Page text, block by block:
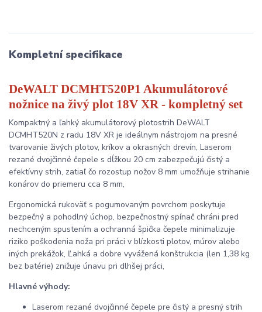
Kompletní specifikace
DeWALT DCMHT520P1 Akumulátorové
nožnice na živý plot 18V XR - kompletný set
Kompaktný a ľahký akumulátorový plotostrih DeWALT
DCMHT520N z radu 18V XR je ideálnym nástrojom na presné
tvarovanie živých plotov, kríkov a okrasných drevín, Laserom
rezané dvojčinné čepele s dĺžkou 20 cm zabezpečujú čistý a
efektívny strih, zatiaľ čo rozostup nožov 8 mm umožňuje strihanie
konárov do priemeru cca 8 mm,
Ergonomická rukoväť s pogumovaným povrchom poskytuje
bezpečný a pohodlný úchop, bezpečnostný spínač chráni pred
nechceným spustením a ochranná špička čepele minimalizuje
riziko poškodenia noža pri práci v blízkosti plotov, múrov alebo
iných prekážok, Ľahká a dobre vyvážená konštrukcia (len 1,38 kg
bez batérie) znižuje únavu pri dlhšej práci,
Hlavné výhody:
Laserom rezané dvojčinné čepele pre čistý a presný strih